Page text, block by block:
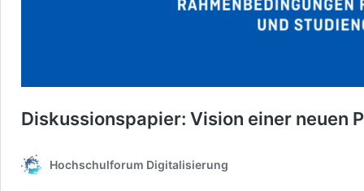
Diskussionspapier: Vision einer neuen
Hochschulforum Digitalisierung